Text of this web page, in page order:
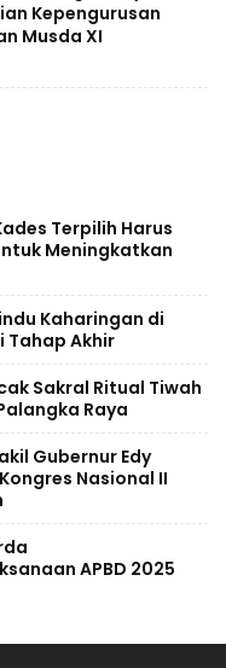
Kepengurusan
Musda XI
Terpilih Harus
Meningkatkan
Kaharingan di
Tahap Akhir
Sakral Ritual Tiwah
Raya
Gubernur Edy
Nasional II
APBD 2025